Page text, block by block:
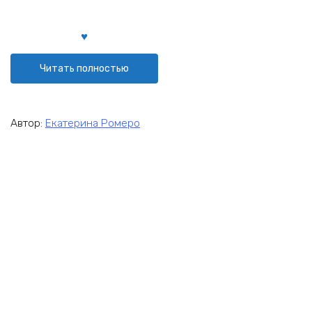
Читать полностью
Автор: Екатерина Ромеро